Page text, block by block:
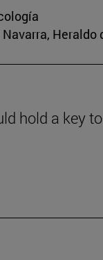
Heraldo
hold a key